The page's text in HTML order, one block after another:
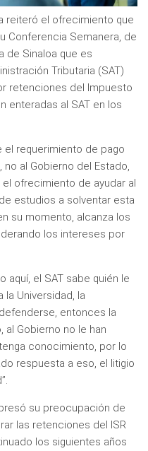
reiteró el ofrecimiento que
Conferencia Semanera, de
de Sinaloa que es
Tributaria (SAT)
retenciones del Impuesto
enteradas al SAT en los
el requerimiento de pago
no al Gobierno del Estado,
ofrecimiento de ayudar al
estudios a solventar esta
su momento, alcanza los
los intereses por
aquí, el SAT sabe quién le
Universidad, la
entonces la
Gobierno no le han
conocimiento, por lo
respuesta a eso, el litigio
su preocupación de
las retenciones del ISR
los siguientes años